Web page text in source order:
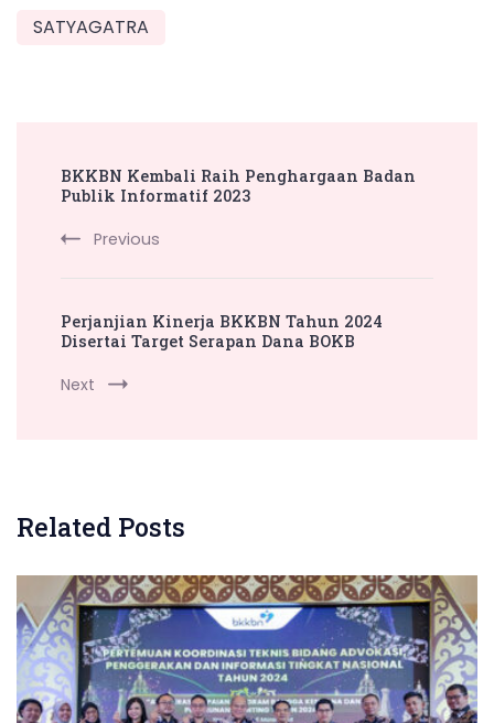
SATYAGATRA
Navigation
BKKBN Kembali Raih Penghargaan Badan
Publik Informatif 2023
Previous
Perjanjian Kinerja BKKBN Tahun 2024
Disertai Target Serapan Dana BOKB
Next
Related Posts